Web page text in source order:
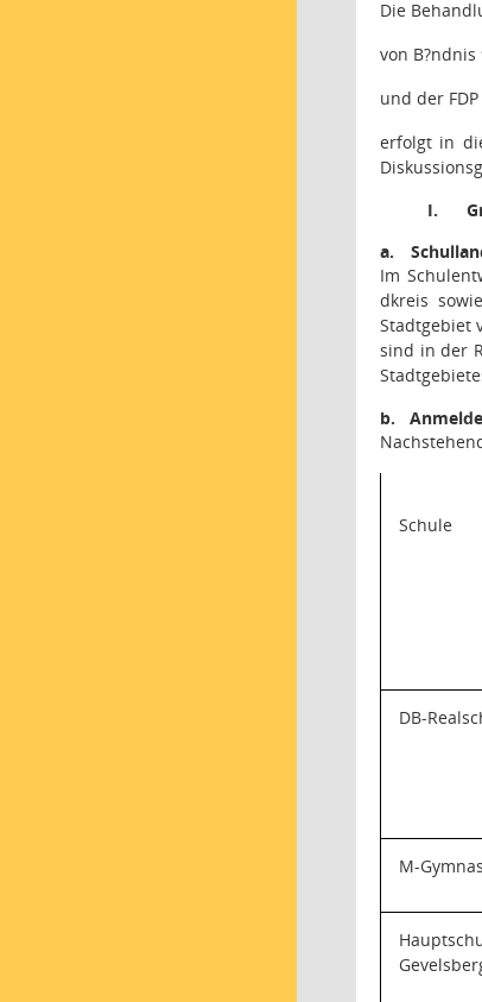
Die
von B?ndnis
und der
erfolgt in
I.
a.
Im
dkreis
Stadtgebiet
sind in der
b.
Schule
DB-
M-